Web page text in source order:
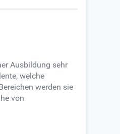
Ausbildung sehr
welche
werden sie
von